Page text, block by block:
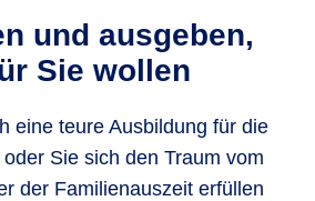
und ausgeben,
Sie wollen
eine teure Ausbildung für die
Sie sich den Traum vom
der Familienauszeit erfüllen